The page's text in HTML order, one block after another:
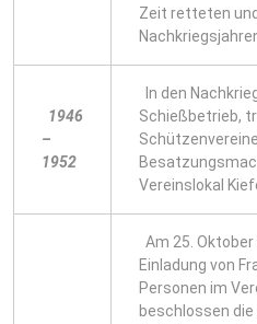
Zeit retteten
1946
–
1952
In den
Schießbetrieb,
Vereinslokal
Am 25.
Einladung von
Personen im
beschlossen